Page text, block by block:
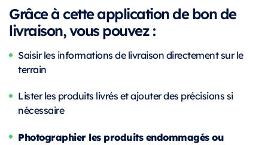
Grâce à cette application de bon de
livraison, vous pouvez :
Saisir les informations de livraison directement sur le
terrain
Lister les produits livrés et ajouter des précisions si
nécessaire
Photographier les produits endommagés ou